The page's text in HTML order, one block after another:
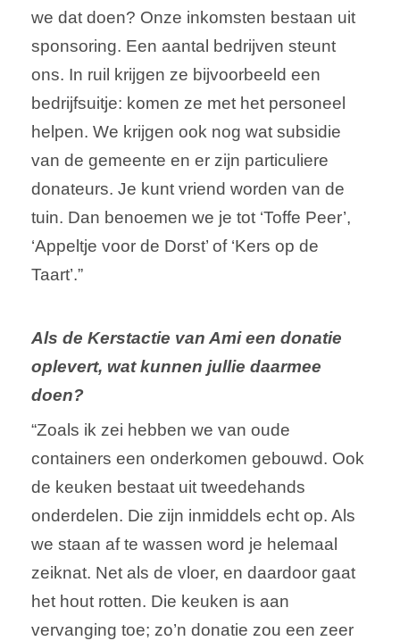
we dat doen? Onze inkomsten bestaan uit
sponsoring. Een aantal bedrijven steunt
ons. In ruil krijgen ze bijvoorbeeld een
bedrijfsuitje: komen ze met het personeel
helpen. We krijgen ook nog wat subsidie
van de gemeente en er zijn particuliere
donateurs. Je kunt vriend worden van de
tuin. Dan benoemen we je tot ‘Toffe Peer’,
‘Appeltje voor de Dorst’ of ‘Kers op de
Taart’.”
Als de Kerstactie van Ami een donatie
oplevert, wat kunnen jullie daarmee
doen?
“Zoals ik zei hebben we van oude
containers een onderkomen gebouwd. Ook
de keuken bestaat uit tweedehands
onderdelen. Die zijn inmiddels echt op. Als
we staan af te wassen word je helemaal
zeiknat. Net als de vloer, en daardoor gaat
het hout rotten. Die keuken is aan
vervanging toe; zo’n donatie zou een zeer